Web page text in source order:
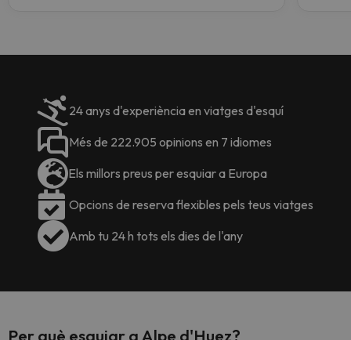
24 anys d'experiència en viatges d'esquí
Més de 222.905 opinions en 7 idiomes
Els millors preus per esquiar a Europa
Opcions de reserva flexibles pels teus viatges
Amb tu 24 h tots els dies de l'any
Per què esquiar a Alpe d'Huez?